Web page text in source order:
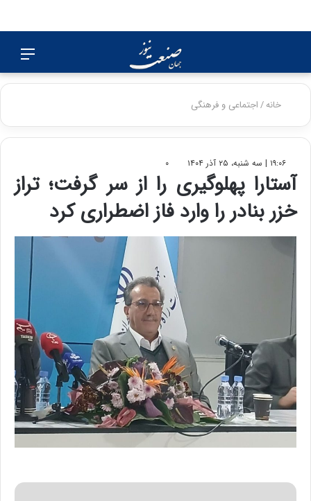
برای
خانه/اجتماعی و فرهنگی
۱۹:۰۶ | سه شنبه، ۲۵ آذر ۱۴۰۴ ۰
آستارا پهلوگیری را از سر گرفت؛ تراز
خزر بنادر را وارد فاز اضطراری کرد